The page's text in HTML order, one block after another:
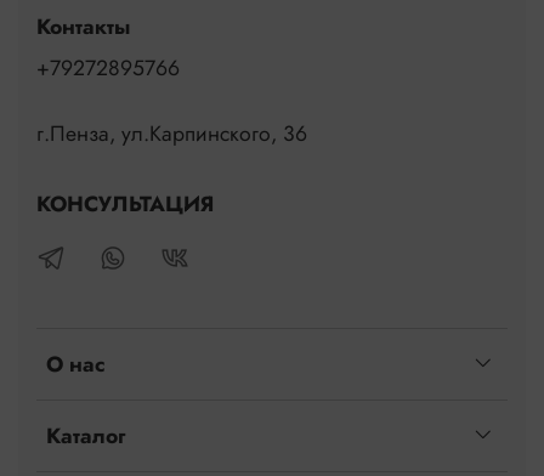
О нас
Каталог
Контакты
+79272895766
г.Пенза, ул.Карпинского, 36
КОНСУЛЬТАЦИЯ